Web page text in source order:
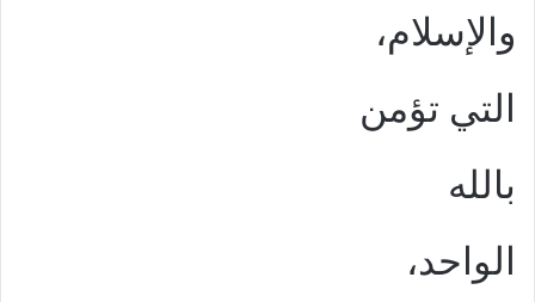
والإسلام،
التي تؤمن
بالله
الواحد،